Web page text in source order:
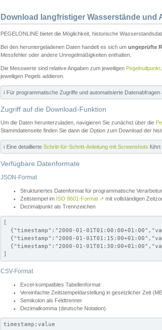
Download langfristiger Wasserstände und
PEGELONLINE bietet die Möglichkeit, historische
Bei den heruntergeladenen Daten handelt es sich um ungeprüfte
Messfehler oder andere Unregelmäßigkeiten enthalten.
Die Messwerte sind relative Angaben zum jeweiligen Pegelnullpunkt
jeweiligen Pegels addieren.
ℹ️ Für programmatische Zugriffe und automatisierte
Zugriff auf die Download-Funktion
Um die Daten herunterzuladen, navigieren Sie zunächst über die
Stammdatenseite finden Sie dann die Option zum Download der
ℹ️ Eine detaillierte Schritt-für-Schritt-Anleitung mit Screenshots führt
Verfügbare Datenformate
JSON-Format
Strukturiertes Datenformat für programmatische
Zeitstempel im ISO 8601-Format ↗ mit vollständigen
Dezimalpunkt als Trennzeichen
[
{"timestamp":"2000-01-
{"timestamp":"2000-01-
{"timestamp":"2000-01-
]
CSV-Format
Excel-kompatibles Tabellenformat
Vereinfachte Zeitstempeldarstellung in gesetzlicher Zeit
Semikolon als Feldtrenner
Dezimalkomma (deutsche Notation)
timestamp;value